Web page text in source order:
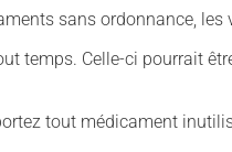
sans ordonnance,
temps. Celle-ci pourrait
tout médicament